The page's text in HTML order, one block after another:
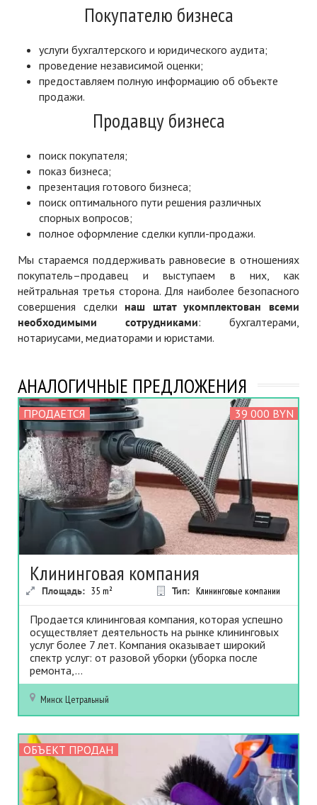
Покупателю бизнеса
услуги бухгалтерского и юридического аудита;
проведение независимой оценки;
предоставляем полную информацию об объекте
продажи.
Продавцу бизнеса
поиск покупателя;
показ бизнеса;
презентация готового бизнеса;
поиск оптимального пути решения различных
спорных вопросов;
полное оформление сделки купли-продажи.
Мы стараемся поддерживать равновесие в отношениях
покупатель–продавец и выступаем в них, как
нейтральная третья сторона. Для наиболее безопасного
совершения сделки наш штат укомплектован всеми
необходимыми сотрудниками: бухгалтерами,
нотариусами, медиаторами и юристами.
АНАЛОГИЧНЫЕ ПРЕДЛОЖЕНИЯ
ПРОДАЕТСЯ 39 000 BYN
Клининговая компания
Площадь: 35 m² Тип: Клининговые компании
Продается клининговая компания, которая успешно
осуществляет деятельность на рынке клининговых
услуг более 7 лет. Компания оказывает широкий
спектр услуг: от разовой уборки (уборка после
ремонта,...
Минск Цетральный
ОБЪЕКТ ПРОДАН